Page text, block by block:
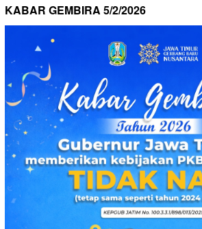
KABAR GEMBIRA 5/2/2026